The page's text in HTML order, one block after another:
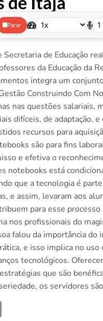
Parar
de Educação
da Educação da
integra um
Construindo Com
nas questões salariais,
difíceis, de adaptação,
recursos para
são para fins
e efetiva o
notebooks está
que a tecnologia é
e assim, levaram aos
para esse
nos profissionais do
falou da importância do
e isso implica no
tecnológicos.
que são
os servidores
Copy